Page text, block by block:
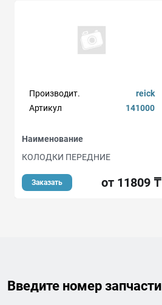
Производит.
reick
Артикул
141000
Наименование
КОЛОДКИ ПЕРЕДНИЕ
Заказать от 11809 ₸
Введите номер запчасти